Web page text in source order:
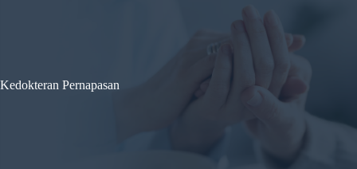
Kedokteran Pernapasan